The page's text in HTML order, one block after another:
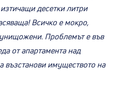
десетки литри
Всичко е мокро,
Проблемът е във
от апартамента над
възстанови имуществото на